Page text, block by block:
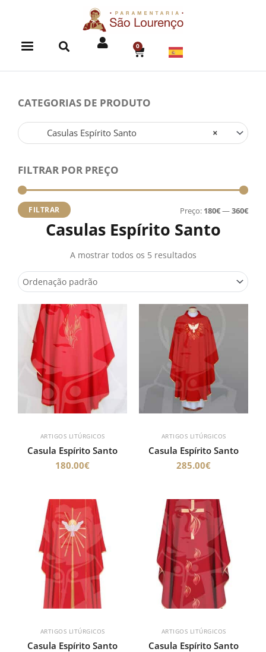
0
CART
CATEGORIAS DE PRODUTO
×
Casulas Espírito Santo
FILTRAR POR PREÇO
FILTRAR Preço: 180€—360€
Casulas Espírito Santo
A mostrar todos os 5 resultados
ARTIGOS LITÚRGICOS
Casula Espírito Santo
180.00€
ARTIGOS LITÚRGICOS
Casula Espírito Santo
285.00€
ARTIGOS LITÚRGICOS
Casula Espírito Santo
ARTIGOS LITÚRGICOS
Casula Espírito Santo